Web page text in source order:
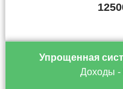
Упрощенная
Доходы -